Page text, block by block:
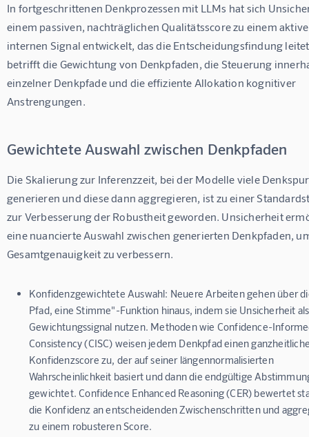
In fortgeschrittenen Denkprozessen mit LLMs hat sich
einem passiven, nachträglichen Qualitätsscore zu einem
internen Signal entwickelt, das die Entscheidungsfindung
betrifft die Gewichtung von Denkpfaden, die Steuerung
einzelner Denkpfade und die effiziente Allokation kognitiver
Anstrengungen.
Gewichtete Auswahl zwischen Denkpfaden
Die Skalierung zur Inferenzzeit, bei der Modelle viele
generieren und diese dann aggregieren, ist zu einer
zur Verbesserung der Robustheit geworden. Unsicherheit
eine nuancierte Auswahl zwischen generierten Denkpfaden,
Gesamtgenauigkeit zu verbessern.
Konfidenzgewichtete Auswahl: Neuere Arbeiten gehen über
Pfad, eine Stimme"-Funktion hinaus, indem sie Unsicherheit als
Gewichtungssignal nutzen. Methoden wie Confidence-
Consistency (CISC) weisen jedem Denkpfad einen
Konfidenzscore zu, der auf seiner längennormalisierten
Wahrscheinlichkeit basiert und dann die endgültige
gewichtet. Confidence Enhanced Reasoning (CER) bewertet
die Konfidenz an entscheidenden Zwischenschritten und
zu einem robusteren Score.